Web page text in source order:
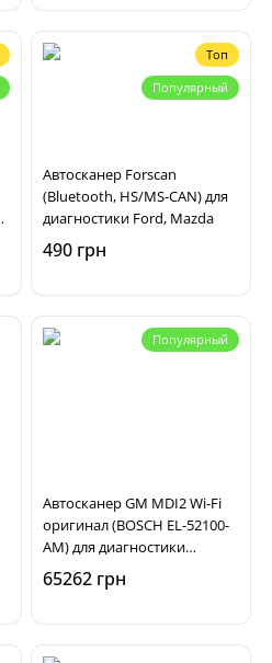
Топ
Популярный
Автосканер Forscan
(Bluetooth, HS/MS-CAN) для
диагностики Ford, Mazda
490 грн
Популярный
Автосканер GM MDI2 Wi-Fi
оригинал (BOSCH EL-52100-
AM) для диагностики
автомобилей Opel,
Chevrolet, Buick
65262 грн